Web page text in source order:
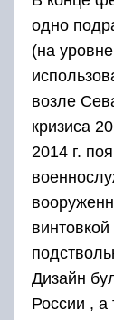
одно
(на
возле
кризиса
2014 г.
Дизайн
России , а